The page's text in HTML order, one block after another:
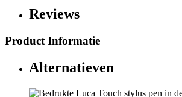
Reviews
Product Informatie
Alternatieven